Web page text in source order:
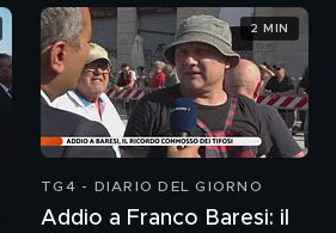
TG4 - DIARIO DEL GIORNO
Addio a Franco Baresi: il
2 MIN